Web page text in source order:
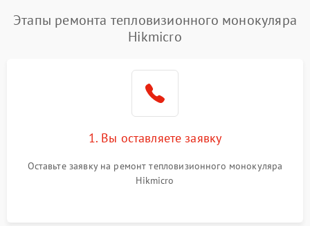
Этапы ремонта тепловизионного монокуляра
Hikmicro
1. Вы оставляете заявку
Оставьте заявку на ремонт тепловизионного монокуляра
Hikmicro